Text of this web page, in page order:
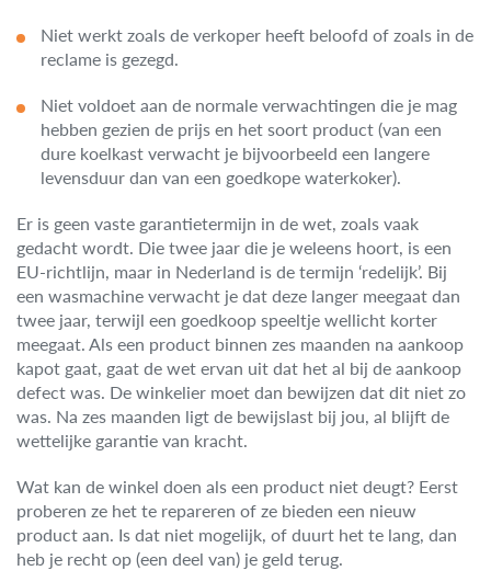
Niet werkt zoals de verkoper heeft beloofd of zoals in de
reclame is gezegd.
Niet voldoet aan de normale verwachtingen die je mag
hebben gezien de prijs en het soort product (van een
dure koelkast verwacht je bijvoorbeeld een langere
levensduur dan van een goedkope waterkoker).
Er is geen vaste garantietermijn in de wet, zoals vaak
gedacht wordt. Die twee jaar die je weleens hoort, is een
EU-richtlijn, maar in Nederland is de termijn ‘redelijk’. Bij
een wasmachine verwacht je dat deze langer meegaat dan
twee jaar, terwijl een goedkoop speeltje wellicht korter
meegaat. Als een product binnen zes maanden na aankoop
kapot gaat, gaat de wet ervan uit dat het al bij de aankoop
defect was. De winkelier moet dan bewijzen dat dit niet zo
was. Na zes maanden ligt de bewijslast bij jou, al blijft de
wettelijke garantie van kracht.
Wat kan de winkel doen als een product niet deugt? Eerst
proberen ze het te repareren of ze bieden een nieuw
product aan. Is dat niet mogelijk, of duurt het te lang, dan
heb je recht op (een deel van) je geld terug.